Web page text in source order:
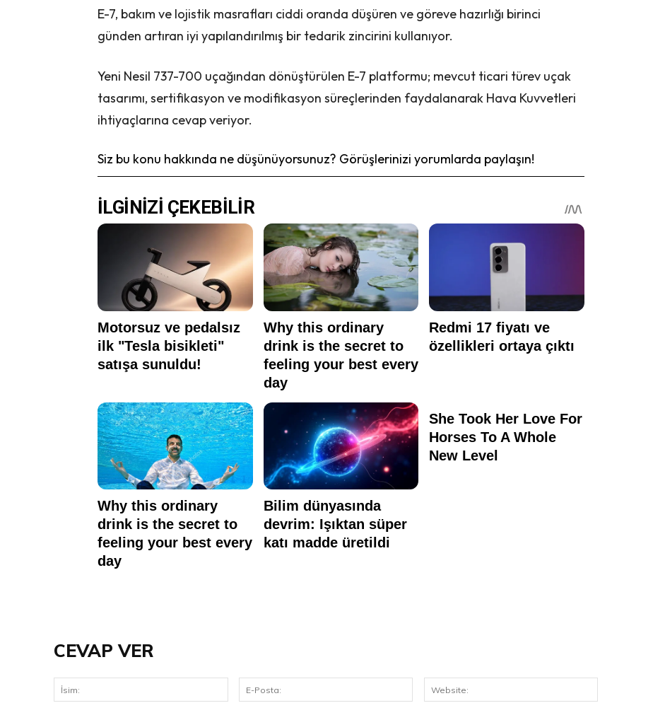
E-7, bakım ve lojistik masrafları ciddi oranda düşüren ve göreve hazırlığı birinci
günden artıran iyi yapılandırılmış bir tedarik zincirini kullanıyor.
Yeni Nesil 737-700 uçağından dönüştürülen E-7 platformu; mevcut ticari türev uçak
tasarımı, sertifikasyon ve modifikasyon süreçlerinden faydalanarak Hava Kuvvetleri
ihtiyaçlarına cevap veriyor.
Siz bu konu hakkında ne düşünüyorsunuz? Görüşlerinizi yorumlarda paylaşın!
CEVAP VER
İsim:
Posta: